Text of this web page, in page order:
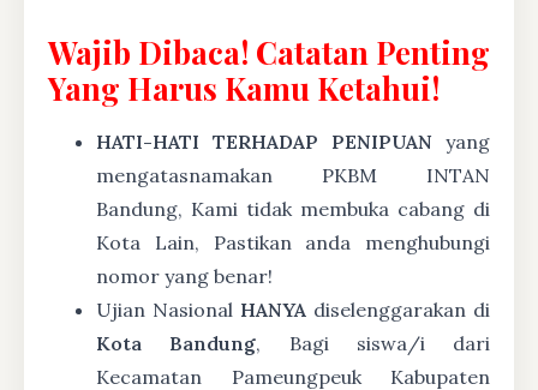
Wajib Dibaca! Catatan Penting
Yang Harus Kamu Ketahui!
HATI-HATI TERHADAP PENIPUAN yang
mengatasnamakan PKBM INTAN
Bandung, Kami tidak membuka cabang di
Kota Lain, Pastikan anda menghubungi
nomor yang benar!
Ujian Nasional HANYA diselenggarakan di
Kota Bandung, Bagi siswa/i dari
Kecamatan Pameungpeuk Kabupaten